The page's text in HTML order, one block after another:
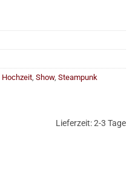
Hochzeit, Show, Steampunk
Lieferzeit:2-3 Tage